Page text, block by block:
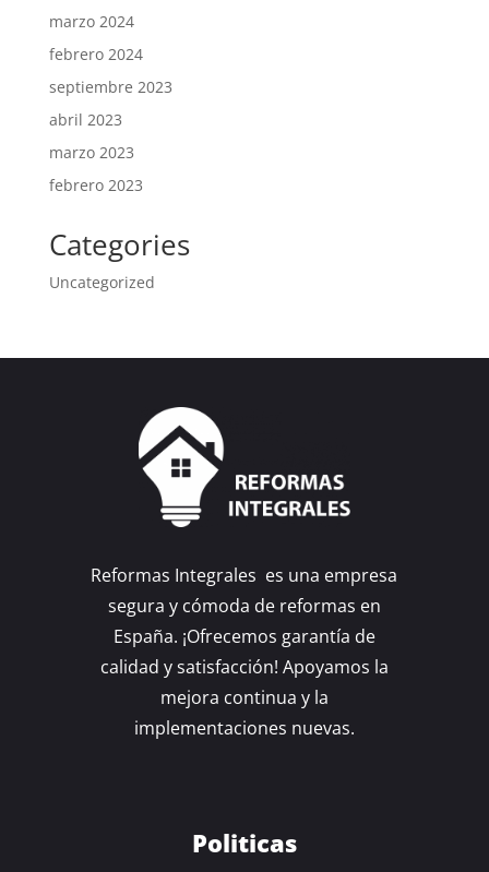
marzo 2024
febrero 2024
septiembre 2023
abril 2023
marzo 2023
febrero 2023
Categories
Uncategorized
Reformas Integrales es una empresa
segura y cómoda de reformas en
España. ¡Ofrecemos garantía de
calidad y satisfacción! Apoyamos la
mejora continua y la
implementaciones nuevas.
Politicas